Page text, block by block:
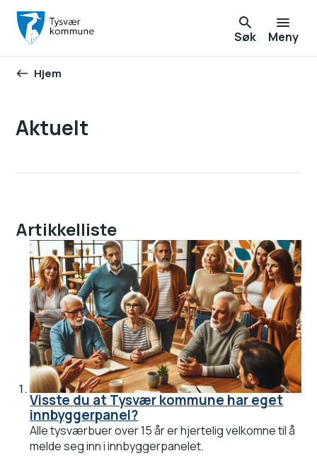
Søk Meny
Du er her:
Hjem
Aktuelt
Artikkelliste
Visste du at Tysvær kommune har eget
innbyggerpanel?
Alle tysværbuer over 15 år er hjertelig velkomne til å
melde seg inn i innbyggerpanelet.